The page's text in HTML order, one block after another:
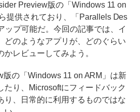
Preview版の「Windows 11 on
提供されており、「Parallels Des
ップ可能だ。今回の記事では、イ
どのようなアプリが、どのぐらい
レビューしてみよう。
の「Windows 11 on ARM」は新
たり、Microsoftにフィードバック
り、日常的に利用するものではな